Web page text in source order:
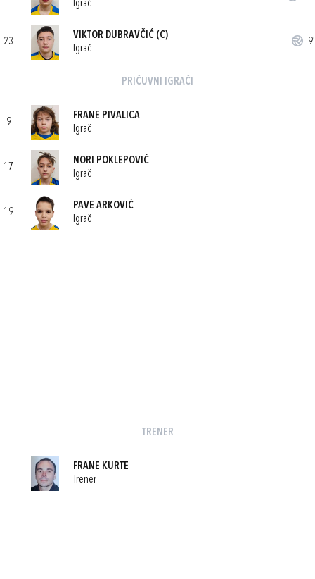
Igrač
23
VIKTOR DUBRAVČIĆ (C)
Igrač
9'
PRIČUVNI IGRAČI
9
FRANE PIVALICA
Igrač
17
NORI POKLEPOVIĆ
Igrač
19
PAVE ARKOVIĆ
Igrač
TRENER
FRANE KURTE
Trener